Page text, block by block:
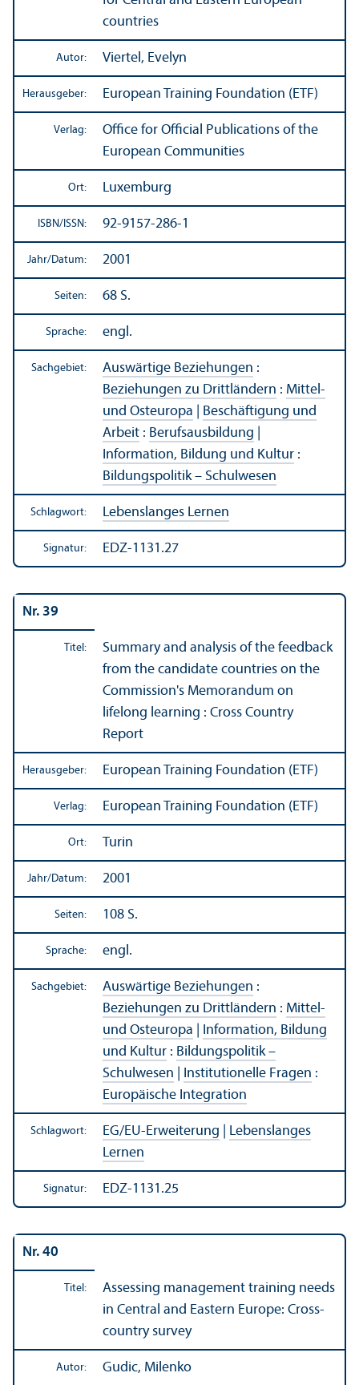
countries
Autor: Viertel, Evelyn
Herausgeber: European Training Foundation (ETF)
Verlag:
Office for Official Publications of the
European Communities
Ort: Luxemburg
ISBN/ISSN: 92-9157-286-1
Jahr/Datum: 2001
Seiten: 68 S.
Sprache: engl.
Sachgebiet: Auswärtige Beziehungen :
Beziehungen zu Drittländern : Mittel-
und Osteuropa
Beschäftigung und
Arbeit : Berufsausbildung
Information, Bildung und Kultur :
Bildungs­politik – Schulwesen
Schlagwort: Lebens­langes Lernen
Signatur: EDZ-1131.27
Nr. 39
Titel:
Summary and analysis of the feedback
from the candidate countries on the
Commission's Memorandum on
lifelong learning : Cross Country
Report
Herausgeber: European Training Foundation (ETF)
Verlag: European Training Foundation (ETF)
Ort: Turin
Jahr/Datum: 2001
Seiten: 108 S.
Sprache: engl.
Sachgebiet: Auswärtige Beziehungen :
Beziehungen zu Drittländern : Mittel-
und Osteuropa
Information, Bildung
und Kultur : Bildungs­politik –
Schulwesen
Institutionelle Fragen :
Europäische Integration
Schlagwort: EG/EU-Erweiterung
Lebens­langes
Lernen
Signatur: EDZ-1131.25
Nr. 40
Titel:
Assessing management training needs
in Central and Eastern Europe: Cross-
country survey
Autor: Gudic, Milenko